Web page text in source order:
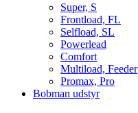
Super, S
Frontload, FL
Selfload, SL
Powerlead
Comfort
Multiload, Feeder
Promax, Pro
Bobman udstyr